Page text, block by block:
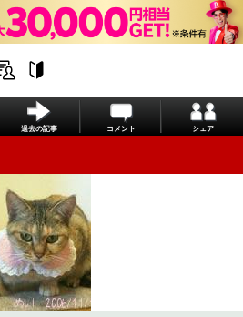
過去の記事 コメント シェア